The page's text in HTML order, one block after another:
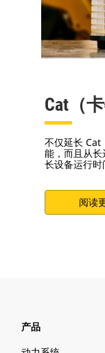
Cat（
不仅延长 Cat
能，而且从
长设备运行时
阅读
产品